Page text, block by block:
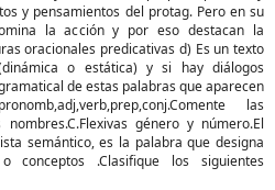
y pensamientos del protag. Pero en su
la acción y por eso destacan la
oracionales predicativas d) Es un texto
o estática) y si hay diálogos
de estas palabras que aparecen
las
género y número.El
semántico, es la palabra que designa
conceptos .Clasifique los siguientes